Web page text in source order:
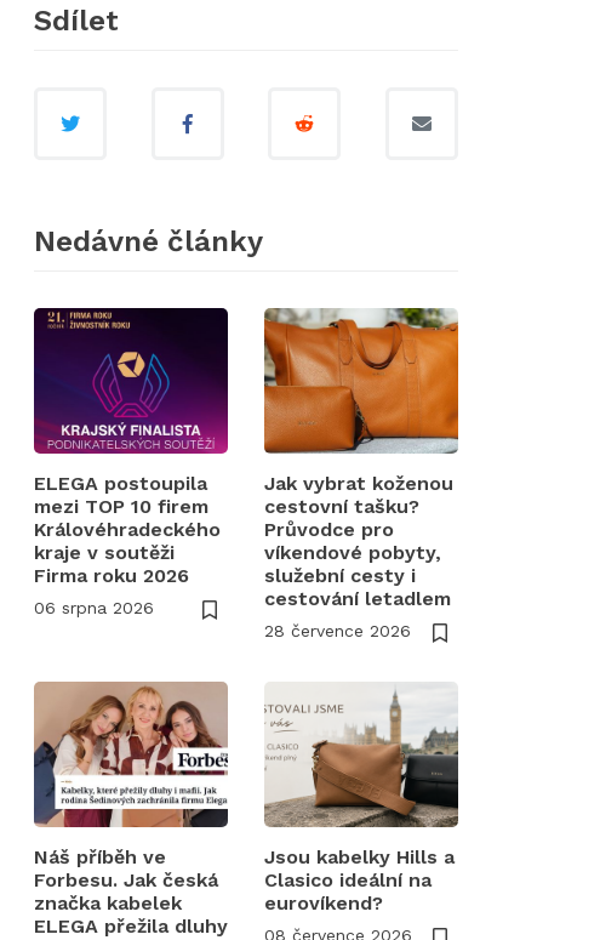
Sdílet
Nedávné články
ELEGA postoupila
mezi TOP 10 firem
Královéhradeckého
kraje v soutěži
Firma roku 2026
06 srpna 2026
Jak vybrat koženou
cestovní tašku?
Průvodce pro
víkendové pobyty,
služební cesty i
cestování letadlem
28 července 2026
Náš příběh ve
Forbesu. Jak česká
značka kabelek
ELEGA přežila dluhy
Jsou kabelky Hills a
Clasico ideální na
eurovíkend?
08 července 2026